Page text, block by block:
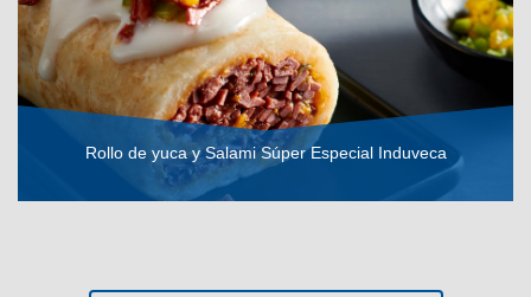
Rollo de yuca y Salami Súper Especial Induveca